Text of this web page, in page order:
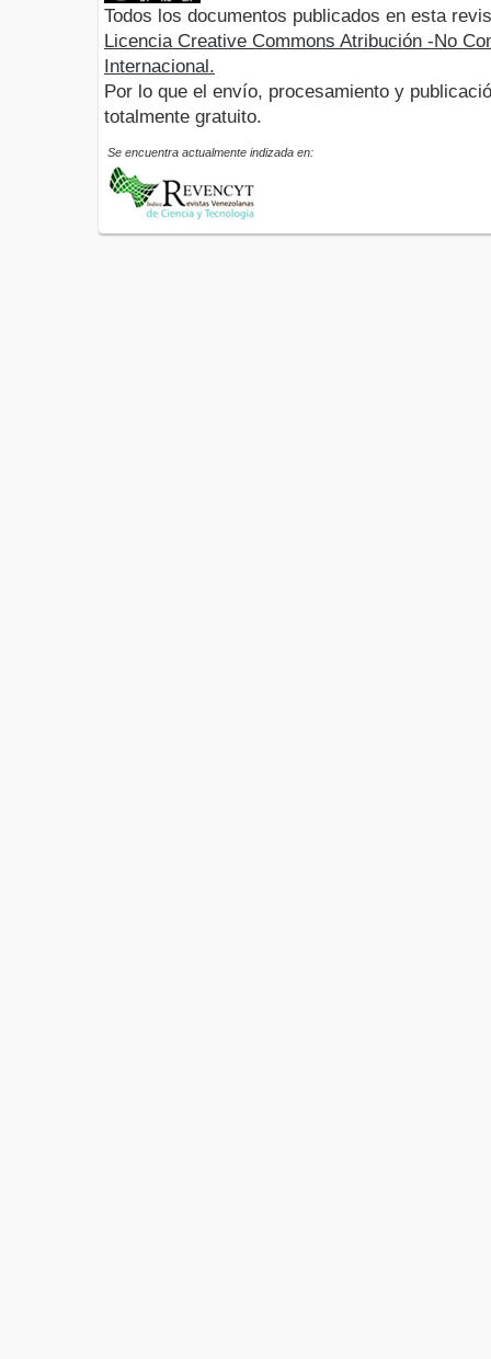
Todos los documentos publicados en esta
Licencia Creative Commons Atribución -No
Internacional.
Por lo que el envío, procesamiento y
totalmente gratuito.
Se encuentra actualmente indizada en: